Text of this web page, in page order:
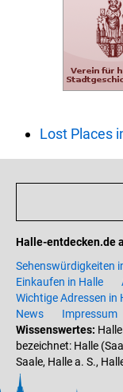
Lost Places
Halle-entdecken.de
Sehenswürdigkeiten
Einkaufen in Halle
Wichtige Adressen in
News
Impressum
Wissenswertes:
bezeichnet: Halle
Saale, Halle a. S.,